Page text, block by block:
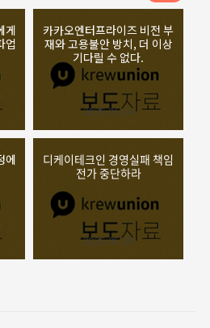
게
업
카카오엔터프라이즈 비전 부
재와 고용불안 방치, 더 이상
기다릴 수 없다.
2026.06.04
에
디케이테크인 경영실패 책임
전가 중단하라
2026.05.28